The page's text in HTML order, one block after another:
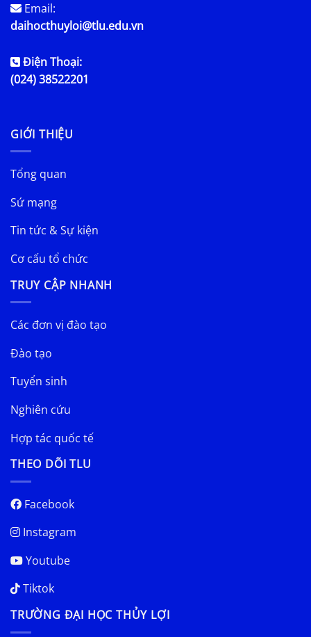
Email:
daihocthuyloi@tlu.edu.vn
Điện Thoại:
(024) 38522201
GIỚI THIỆU
Tổng quan
Sứ mạng
Tin tức & Sự kiện
Cơ cấu tổ chức
TRUY CẬP NHANH
Các đơn vị đào tạo
Đào tạo
Tuyển sinh
Nghiên cứu
Hợp tác quốc tế
THEO DÕI TLU
Facebook
Instagram
Youtube
Tiktok
TRƯỜNG ĐẠI HỌC THỦY LỢI